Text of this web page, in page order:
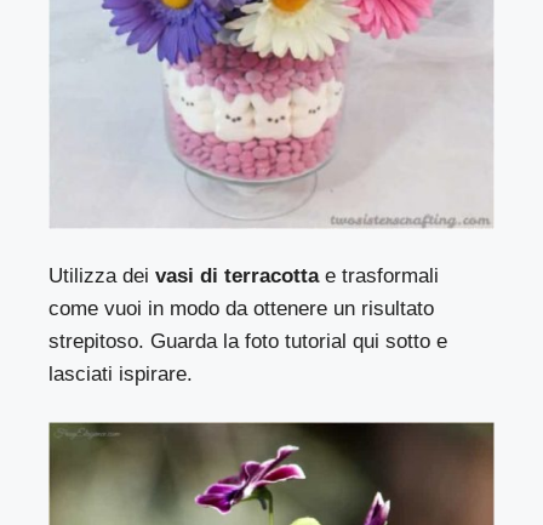
Utilizza deivasi di terracottae trasformali
come vuoi in modo da ottenere un risultato
strepitoso. Guarda la foto tutorial qui sotto e
lasciati ispirare.